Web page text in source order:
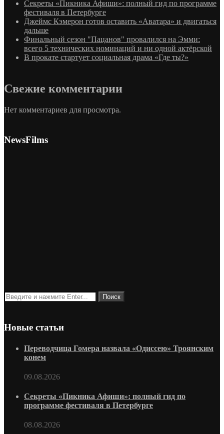
Секреты «Пикника Афиши»: полный гид по программе
фестиваля в Петербурге
Джеймс Кэмерон готов оставить «Аватара» и двигаться
дальше
Финальный сезон "Пацанов" провалился на Эмми:
всего 5 технических номинаций и ни одной актёрской
В прокате стартует социальная драма «Где ты?»
Свежие комментарии
Нет комментариев для просмотра.
NewsFilms
Новые статьи
Переводчица Гомера назвала «Одиссею» Троянским
конем
09.08.2026
Секреты «Пикника Афиши»: полный гид по
программе фестиваля в Петербурге
08.08.2026